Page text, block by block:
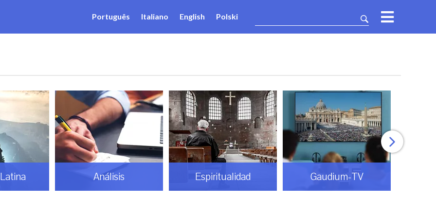
Português Italiano English Polski
Análisis Espiritualidad Gaudium-TV